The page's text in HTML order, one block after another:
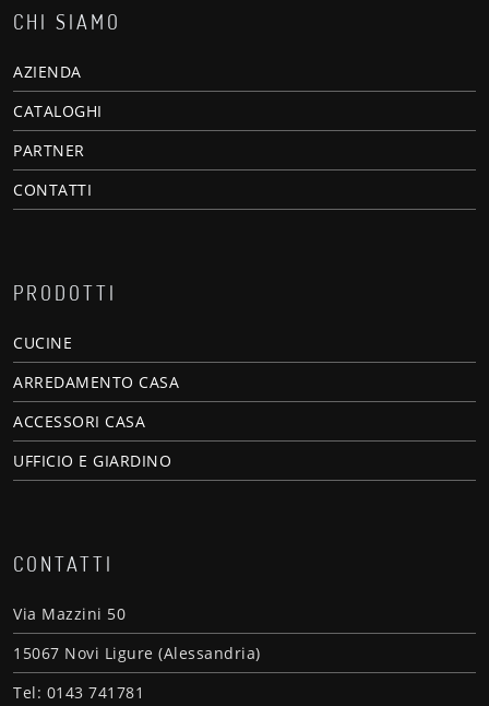
CHI SIAMO
AZIENDA
CATALOGHI
PARTNER
CONTATTI
PRODOTTI
CUCINE
ARREDAMENTO CASA
ACCESSORI CASA
UFFICIO E GIARDINO
CONTATTI
Via Mazzini 50
15067 Novi Ligure (Alessandria)
Tel: 0143 741781